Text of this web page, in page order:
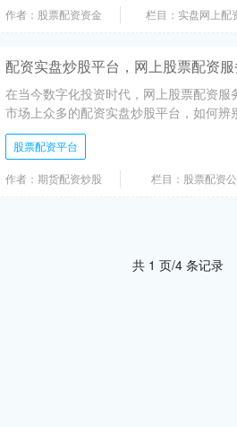
作者：股票配资资金 栏目：实盘网上配
配资实盘炒股平台，网上股票配资
在当今数字化投资时代，网上股票配资
市场上众多的配资实盘炒股平台，如何
股票配资平台
作者：期货配资炒股 栏目：股票配资
共 1 页/4 条记录